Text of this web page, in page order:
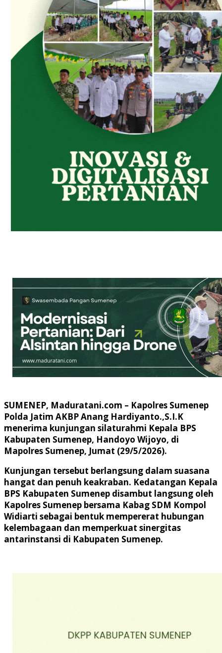
SUMENEP, Maduratani.com – Kapolres Sumenep
Polda Jatim AKBP Anang Hardiyanto.,S.I.K
menerima kunjungan silaturahmi Kepala BPS
Kabupaten Sumenep, Handoyo Wijoyo, di
Mapolres Sumenep, Jumat (29/5/2026).
Kunjungan tersebut berlangsung dalam suasana
hangat dan penuh keakraban. Kedatangan Kepala
BPS Kabupaten Sumenep disambut langsung oleh
Kapolres Sumenep bersama Kabag SDM Kompol
Widiarti sebagai bentuk mempererat hubungan
kelembagaan dan memperkuat sinergitas
antarinstansi di Kabupaten Sumenep.